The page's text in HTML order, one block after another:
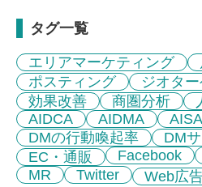
タグ一覧
エリアマーケティング
ポスティング
ジオタ
効果改善
商圏分析
AIDCA
AIDMA
DMの行動喚起率
DM
EC・通販
Facebook
MR
Twitter Web広